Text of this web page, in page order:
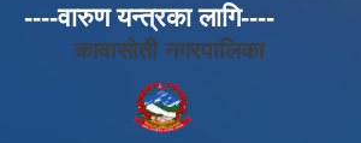
----वारुण यन्त्रका लागि----
कावासोती नगरपालिका